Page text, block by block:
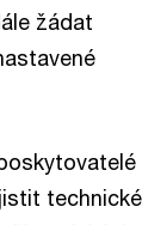
žádat
technické